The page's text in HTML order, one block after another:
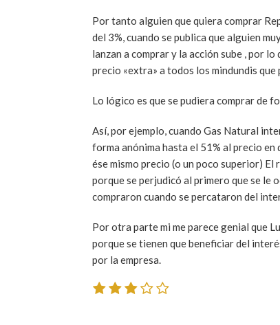
Por tanto alguien que quiera comprar
del 3%, cuando se publica que alguien
lanzan a comprar y la acción sube , por
precio «extra» a todos los mindundis que
Lo lógico es que se pudiera comprar de
Así, por ejemplo, cuando Gas Natural
forma anónima hasta el 51% al precio en
ése mismo precio (o un poco superior)
porque se perjudicó al primero que se le
compraron cuando se percataron del
Por otra parte mi me parece genial que
porque se tienen que beneficiar del
por la empresa.